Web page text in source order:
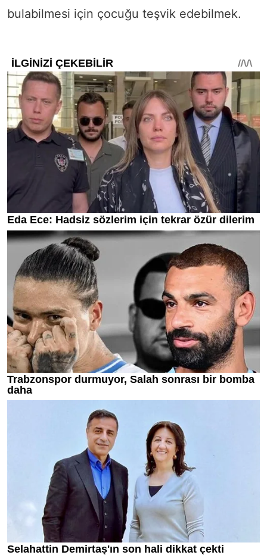
bulabilmesi için çocuğu teşvik edebilmek.